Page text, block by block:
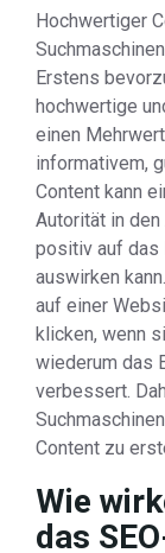
Hochwertiger
Erstens
hochwertige
einen
informativem,
Content kann
Autorität in
positiv auf das
auswirken
auf einer
klicken, wenn
wiederum das
verbessert.
Content zu
Wie
das